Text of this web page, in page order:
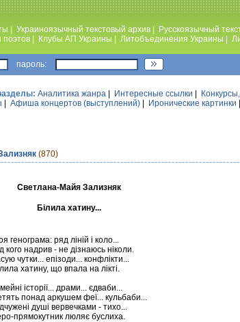
Украиноязычный текстовый архив Русскоязычный
поэтов Клубы АП Украины Литобъединения Украины
пароль:
Аналитика жанра Интересные ссылки
Афиша концертов (выступлений) Иронические картинки
(870)
Светлана-Майя Зализняк
Білила хатину...
генограма: ряд ліній і коло...
кого надрив - не дізнаюсь ніколи.
чутки... епізоди... конфлікти...
хатину, що впала на лікті.
історії... драми... єдваби...
понад аркушем феї... кульбаби...
душі вервечками - тихо...
прямокутник люляє буслиха.